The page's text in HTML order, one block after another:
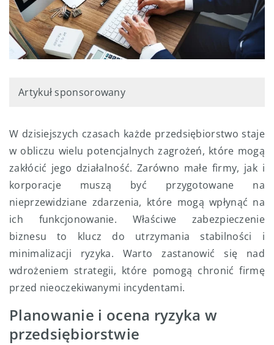
Artykuł sponsorowany
W dzisiejszych czasach każde przedsiębiorstwo staje
w obliczu wielu potencjalnych zagrożeń, które mogą
zakłócić jego działalność. Zarówno małe firmy, jak i
korporacje muszą być przygotowane na
nieprzewidziane zdarzenia, które mogą wpłynąć na
ich funkcjonowanie. Właściwe zabezpieczenie
biznesu to klucz do utrzymania stabilności i
minimalizacji ryzyka. Warto zastanowić się nad
wdrożeniem strategii, które pomogą chronić firmę
przed nieoczekiwanymi incydentami.
Planowanie i ocena ryzyka w
przedsiębiorstwie